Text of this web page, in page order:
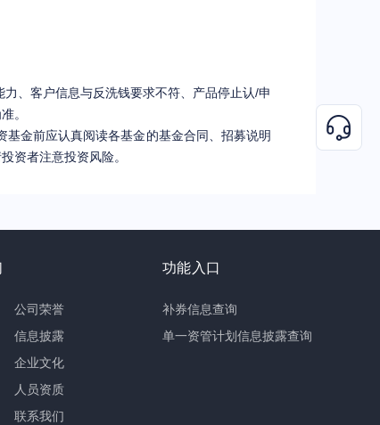
、客户信息与反洗钱要求不符、产品停止认/申
。
金前应认真阅读各基金的基金合同、招募说明
资者注意投资风险。
公司荣誉
信息披露
企业文化
人员资质
联系我们
功能入口
补券信息查询
单一资管计划信息披露查询